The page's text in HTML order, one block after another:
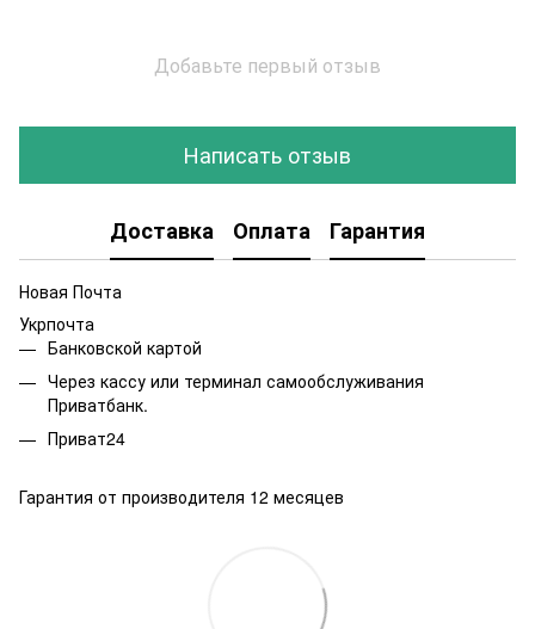
Добавьте первый отзыв
Написать отзыв
Доставка Оплата Гарантия
Новая Почта
Укрпочта
Банковской картой
Через кассу или терминал самообслуживания
Приватбанк.
Приват24
Гарантия от производителя 12 месяцев